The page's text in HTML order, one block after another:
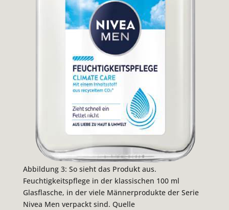
Abbildung 3: So sieht das Produkt aus.
Feuchtigkeitspflege in der klassischen 100 ml
Glasflasche, in der viele Männerprodukte der Serie
Nivea Men verpackt sind. Quelle